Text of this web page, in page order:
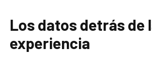
Los datos detrás de
experiencia